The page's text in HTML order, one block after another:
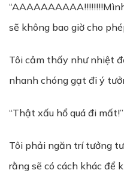
sẽ không bao giờ cho
Tôi cảm thấy như nhiệt
nhanh chóng gạt đi ý
“Thật xấu hổ quá đi mất!”
Tôi phải ngăn trí tưởng
rằng sẽ có cách khác để